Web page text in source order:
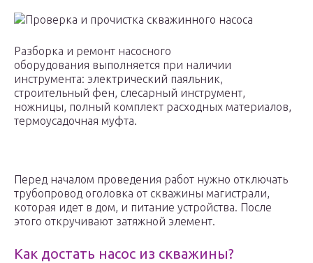
Проверка и прочистка скважинного насоса
Разборка и ремонт насосного
оборудования выполняется при наличии
инструмента: электрический паяльник,
строительный фен, слесарный инструмент,
ножницы, полный комплект расходных материалов,
термоусадочная муфта.
Перед началом проведения работ нужно отключать
трубопровод оголовка от скважины магистрали,
которая идет в дом, и питание устройства. После
этого откручивают затяжной элемент.
Как достать насос из скважины?